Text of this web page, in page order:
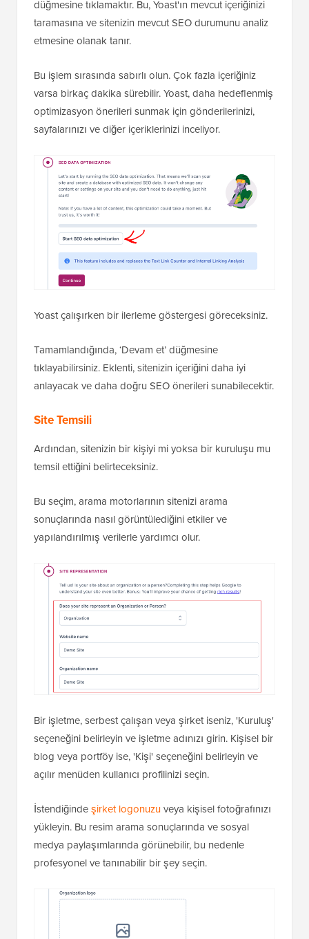
düğmesine tıklamaktır. Bu, Yoast'ın mevcut içeriğinizi
taramasına ve sitenizin mevcut SEO durumunu analiz
etmesine olanak tanır.
Bu işlem sırasında sabırlı olun. Çok fazla içeriğiniz
varsa birkaç dakika sürebilir. Yoast, daha hedeflenmiş
optimizasyon önerileri sunmak için gönderilerinizi,
sayfalarınızı ve diğer içeriklerinizi inceliyor.
Yoast çalışırken bir ilerleme göstergesi göreceksiniz.
Tamamlandığında, ‘Devam et’ düğmesine
tıklayabilirsiniz. Eklenti, sitenizin içeriğini daha iyi
anlayacak ve daha doğru SEO önerileri sunabilecektir.
Site Temsili
Ardından, sitenizin bir kişiyi mi yoksa bir kuruluşu mu
temsil ettiğini belirteceksiniz.
Bu seçim, arama motorlarının sitenizi arama
sonuçlarında nasıl görüntülediğini etkiler ve
yapılandırılmış verilerle yardımcı olur.
Bir işletme, serbest çalışan veya şirket iseniz, 'Kuruluş'
seçeneğini belirleyin ve işletme adınızı girin. Kişisel bir
blog veya portföy ise, 'Kişi' seçeneğini belirleyin ve
açılır menüden kullanıcı profilinizi seçin.
İstendiğindeşirket logonuzuveya kişisel fotoğrafınızı
yükleyin. Bu resim arama sonuçlarında ve sosyal
medya paylaşımlarında görünebilir, bu nedenle
profesyonel ve tanınabilir bir şey seçin.